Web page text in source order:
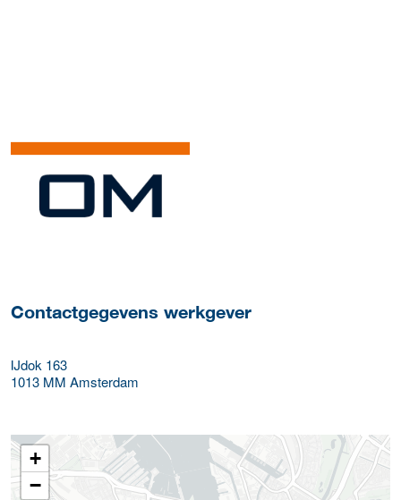
Meer werkgever details
Contactgegevens werkgever
IJdok 163
1013 MM Amsterdam
+
−